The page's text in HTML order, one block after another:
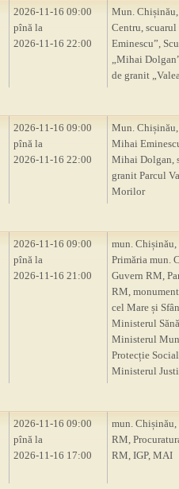
2026-11-16 09:00
pînă la
2026-11-16 22:00
Mun. Chișinău,
Centru,
Eminescu”,
„Mihai
de granit
2026-11-16 09:00
pînă la
2026-11-16 22:00
Mun.
Mihai
Mihai Dolgan,
granit Parcul
Morilor
2026-11-16 09:00
pînă la
2026-11-16 21:00
mun.
Primăria mun.
Guvern RM,
RM,
cel Mare și
Ministerul
Ministerul
Protecție
Ministerul
2026-11-16 09:00
pînă la
2026-11-16 17:00
mun. Chișinău,
RM,
RM, IGP, MAI